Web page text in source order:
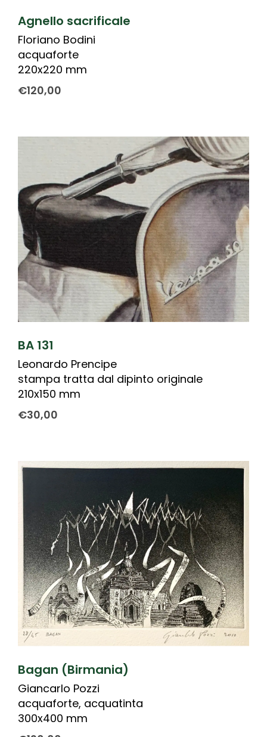
Agnello sacrificale
Floriano Bodini
acquaforte
220x220 mm
€120,00
BA 131
Leonardo Prencipe
stampa tratta dal dipinto originale
210x150 mm
€30,00
Bagan (Birmania)
Giancarlo Pozzi
acquaforte, acquatinta
300x400 mm